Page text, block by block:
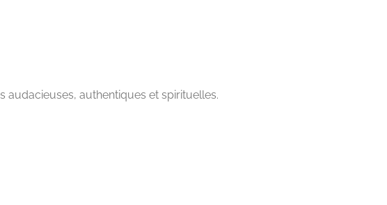
authentiques et spirituelles.